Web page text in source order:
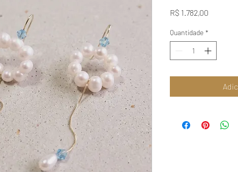
R$ 1.782,00
Quantidade *